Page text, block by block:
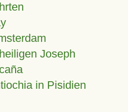
Joseph
in Pisidien